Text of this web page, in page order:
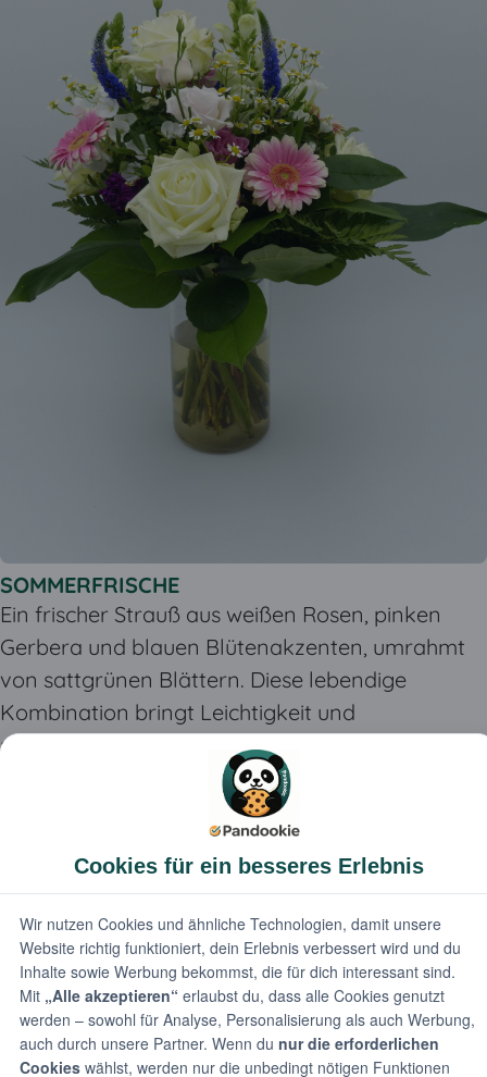
SOMMERFRISCHE
Ein frischer Strauß aus weißen Rosen, pinken
Gerbera und blauen Blütenakzenten, umrahmt
von sattgrünen Blättern. Diese lebendige
Kombination bringt Leichtigkeit und
sommerliche Frische in jeden Raum.